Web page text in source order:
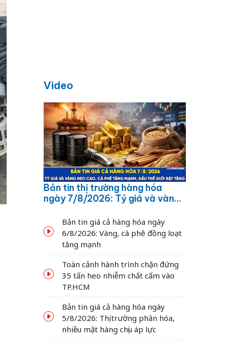
Video
Bản tin thị trường hàng hóa
ngày 7/8/2026: Tỷ giá và vàng
dầu thế giới bật tăng
Bản tin giá cả hàng hóa ngày
6/8/2026: Vàng, cà phê đồng loạt
tăng mạnh
Toàn cảnh hành trình chặn đứng
35 tấn heo nhiễm chất cấm vào
TP.HCM
Bản tin giá cả hàng hóa ngày
5/8/2026: Thị trường phân hóa,
nhiều mặt hàng chịu áp lực